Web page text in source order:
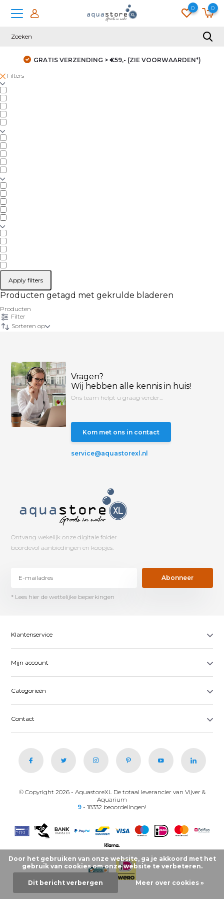
0 0
GRATIS VERZENDING > €59,- (ZIE VOORWAARDEN*)
Filters
Apply filters
Producten getagd met gekrulde bladeren
Producten
Filter
Sorteren op
Vragen?
Wij hebben alle kennis in huis!
Ons team helpt u graag verder...
Kom met ons in contact
service@aquastorexl.nl
Ontvang wekelijk onze digitale folder
boordevol aanbiedingen en koopjes.
Abonneer
* Lees hier de wettelijke beperkingen
Klantenservice
Mijn account
Categorieën
Contact
© Copyright 2026 - AquastoreXL De totaal leverancier van Vijver &
Aquarium
9 - 18332 beoordelingen!
Door het gebruiken van onze website, ga je akkoord met het
gebruik van cookies om onze website te verbeteren.
Dit bericht verbergen Meer over cookies »